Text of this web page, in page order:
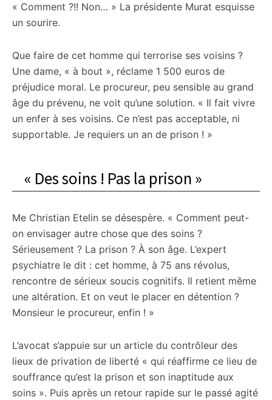
« Comment ?!! Non… » La présidente Murat esquisse
un sourire.
Que faire de cet homme qui terrorise ses voisins ?
Une dame, « à bout », réclame 1 500 euros de
préjudice moral. Le procureur, peu sensible au grand
âge du prévenu, ne voit qu’une solution. « Il fait vivre
un enfer à ses voisins. Ce n’est pas acceptable, ni
supportable. Je requiers un an de prison ! »
« Des soins ! Pas la prison »
Me Christian Etelin se désespère. « Comment peut-
on envisager autre chose que des soins ?
Sérieusement ? La prison ? À son âge. L’expert
psychiatre le dit : cet homme, à 75 ans révolus,
rencontre de sérieux soucis cognitifs. Il retient même
une altération. Et on veut le placer en détention ?
Monsieur le procureur, enfin ! »
L’avocat s’appuie sur un article du contrôleur des
lieux de privation de liberté « qui réaffirme ce lieu de
souffrance qu’est la prison et son inaptitude aux
soins ». Puis après un retour rapide sur le passé agité